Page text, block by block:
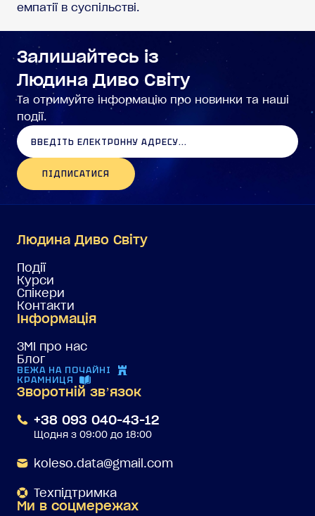
емпатії в суспільстві.
Залишайтесь із
Людина Диво Світу
Та отримуйте інформацію про новинки та наші
події.
ПІДПИСАТИСЯ
Людина Диво Світу
Події
Курси
Спікери
Контакти
Інформація
ЗМІ про нас
Блог
ВЕЖА НА ПОЧАЙНІ
КРАМНИЦЯ
Зворотній звʼязок
+38 093 040-43-12
Щодня з 09:00 до 18:00
koleso.data@gmail.com
Техпідтримка
Ми в соцмережах